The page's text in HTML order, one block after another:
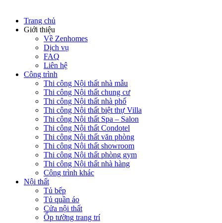
Trang chủ
Giới thiệu
Về Zenhomes
Dịch vụ
FAQ
Liên hệ
Công trình
Thi công Nội thất nhà mẫu
Thi công Nội thất chung cư
Thi công Nội thất nhà phố
Thi công Nội thất biệt thự Villa
Thi công Nội thất Spa – Salon
Thi công Nội thất Condotel
Thi công Nội thất văn phòng
Thi công Nội thất showroom
Thi công Nội thất phòng gym
Thi công Nội thất nhà hàng
Công trình khác
Nội thất
Tủ bếp
Tủ quần áo
Cửa nội thất
Ốp tường trang trí